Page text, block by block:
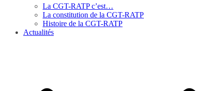
La CGT-RATP c’est…
La constitution de la CGT-RATP
Histoire de la CGT-RATP
Actualités